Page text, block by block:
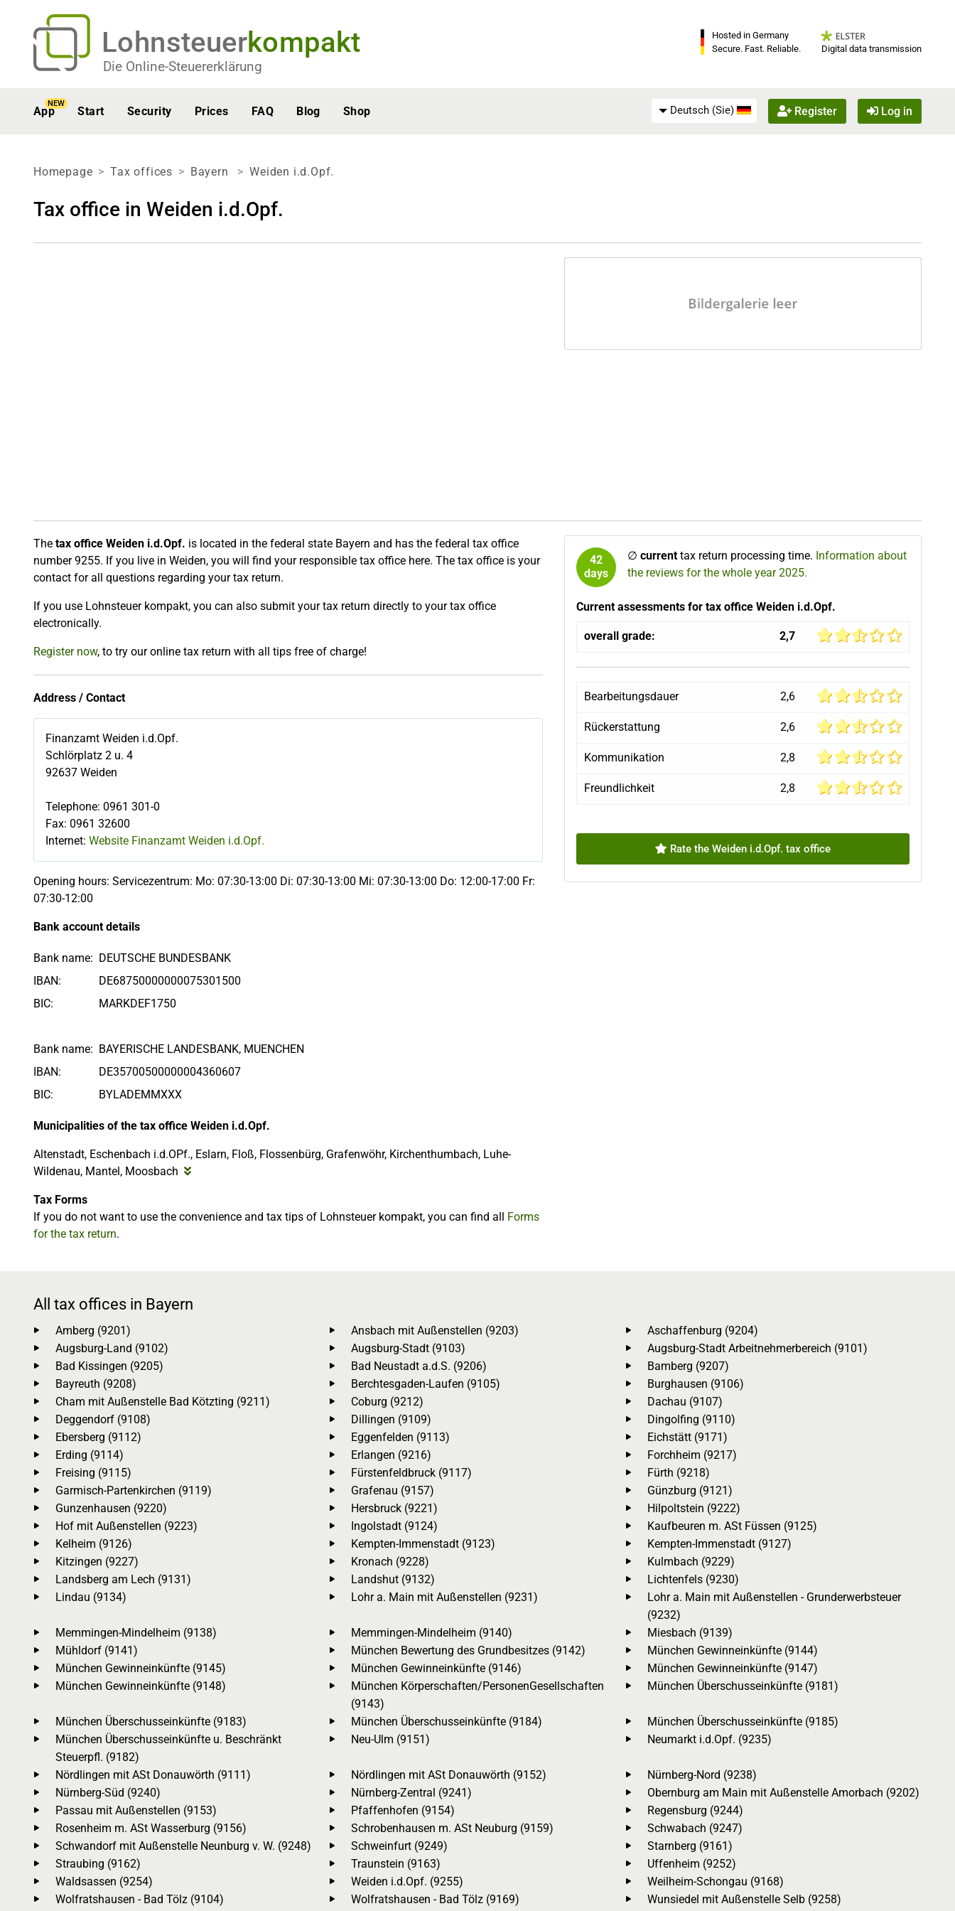
Lohnsteuerkompakt
Die Online-Steuererklärung
Hosted in Germany
Secure. Fast. Reliable.
Digital data transmission
App
NEW
Start Security Prices FAQ Blog Shop Deutsch (Sie) Register Log in
Homepage Tax offices Bayern Weiden i.d.Opf.
Tax office in Weiden i.d.Opf.
The tax office Weiden i.d.Opf. is located in the federal state Bayern and has the federal tax office
number 9255. If you live in Weiden, you will find your responsible tax office here. The tax office is your
contact for all questions regarding your tax return.
If you use Lohnsteuer kompakt, you can also submit your tax return directly to your tax office
electronically.
Register now, to try our online tax return with all tips free of charge!
Address / Contact
Finanzamt Weiden i.d.Opf.
Schlörplatz 2 u. 4
92637 Weiden
Telephone: 0961 301-0
Fax: 0961 32600
Internet: Website Finanzamt Weiden i.d.Opf.
Opening hours: Servicezentrum: Mo: 07:30-13:00 Di: 07:30-13:00 Mi: 07:30-13:00 Do: 12:00-17:00 Fr:
07:30-12:00
Bank account details
Bank name: DEUTSCHE BUNDESBANK
IBAN:
DE68750000000075301500
BIC:
MARKDEF1750
Bank name: BAYERISCHE LANDESBANK, MUENCHEN
IBAN:
DE35700500000004360607
BIC:
BYLADEMMXXX
Municipalities of the tax office Weiden i.d.Opf.
Altenstadt, Eschenbach i.d.OPf., Eslarn, Floß, Flossenbürg, Grafenwöhr, Kirchenthumbach, Luhe-
Wildenau, Mantel, Moosbach
Tax Forms
If you do not want to use the convenience and tax tips of Lohnsteuer kompakt, you can find all Forms
for the tax return.
42
days
∅ currenttax return processing time. Information about
the reviews for the whole year 2025.
Current assessments for tax office Weiden i.d.Opf.
overall grade: 2,7
Bearbeitungsdauer 2,6
Rückerstattung 2,6
Kommunikation 2,8
Freundlichkeit 2,8
Rate the Weiden i.d.Opf. tax office
All tax offices in Bayern
Amberg (9201) Ansbach mit Außenstellen (9203)
Aschaffenburg (9204)
Augsburg-Land (9102)
Augsburg-Stadt (9103)
Augsburg-Stadt Arbeitnehmerbereich (9101)
Bad Kissingen (9205)
Bad Neustadt a.d.S. (9206)
Bamberg (9207)
Bayreuth (9208)
Berchtesgaden-Laufen (9105)
Burghausen (9106)
Cham mit Außenstelle Bad Kötzting (9211)
Coburg (9212)
Dachau (9107)
Deggendorf (9108)
Dillingen (9109)
Dingolfing (9110)
Ebersberg (9112)
Eggenfelden (9113)
Eichstätt (9171)
Erding (9114)
Erlangen (9216)
Forchheim (9217)
Freising (9115)
Fürstenfeldbruck (9117)
Fürth (9218)
Garmisch-Partenkirchen (9119)
Grafenau (9157)
Günzburg (9121)
Gunzenhausen (9220)
Hersbruck (9221)
Hilpoltstein (9222)
Hof mit Außenstellen (9223)
Ingolstadt (9124)
Kaufbeuren m. ASt Füssen (9125)
Kelheim (9126)
Kempten-Immenstadt (9123)
Kempten-Immenstadt (9127)
Kitzingen (9227)
Kronach (9228)
Kulmbach (9229)
Landsberg am Lech (9131)
Landshut (9132)
Lichtenfels (9230)
Lindau (9134)
Lohr a. Main mit Außenstellen (9231)
Lohr a. Main mit Außenstellen - Grunderwerbsteuer
(9232)
Memmingen-Mindelheim (9138)
Memmingen-Mindelheim (9140)
Miesbach (9139)
Mühldorf (9141)
München Bewertung des Grundbesitzes (9142)
München Gewinneinkünfte (9144)
München Gewinneinkünfte (9145)
München Gewinneinkünfte (9146)
München Gewinneinkünfte (9147)
München Gewinneinkünfte (9148)
München Körperschaften/PersonenGesellschaften
(9143)
München Überschusseinkünfte (9181)
München Überschusseinkünfte (9183) München Überschusseinkünfte (9184)
München Überschusseinkünfte (9185)
München Überschusseinkünfte u. Beschränkt
Steuerpfl. (9182)
Neu-Ulm (9151) Neumarkt i.d.Opf. (9235)
Nördlingen mit ASt Donauwörth (9111) Nördlingen mit ASt Donauwörth (9152)
Nürnberg-Nord (9238)
Nürnberg-Süd (9240)
Nürnberg-Zentral (9241)
Obernburg am Main mit Außenstelle Amorbach (9202)
Passau mit Außenstellen (9153)
Pfaffenhofen (9154)
Regensburg (9244)
Rosenheim m. ASt Wasserburg (9156)
Schrobenhausen m. ASt Neuburg (9159)
Schwabach (9247)
Schwandorf mit Außenstelle Neunburg v. W. (9248)
Schweinfurt (9249)
Starnberg (9161)
Straubing (9162)
Traunstein (9163)
Uffenheim (9252)
Waldsassen (9254)
Weiden i.d.Opf. (9255)
Weilheim-Schongau (9168)
Wolfratshausen - Bad Tölz (9104)
Wolfratshausen - Bad Tölz (9169)
Wunsiedel mit Außenstelle Selb (9258)